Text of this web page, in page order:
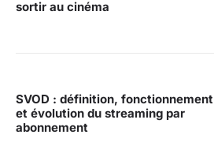
sortir au cinéma
SVOD : définition, fonctionnement
et évolution du streaming par
abonnement